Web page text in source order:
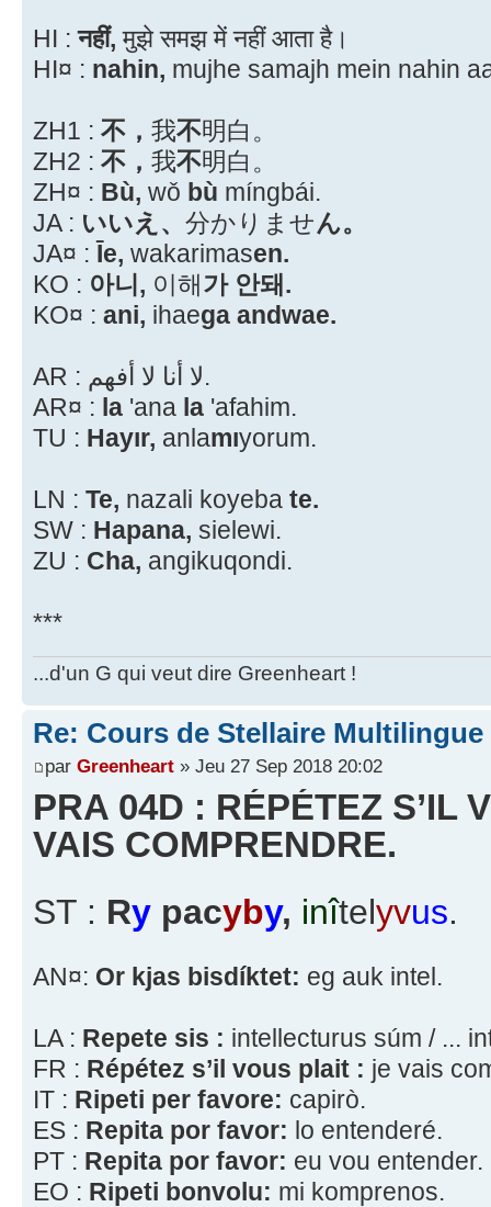
HI :नहीं, मुझे समझ में नहीं आता है।
HI¤ : nahin, mujhe samajh mein nahin
ZH1 : 不， 我不明白。
ZH2 : 不， 我不明白。
ZH¤ : Bù, wǒ bù míngbái.
JA : いいえ、 分かりません。
JA¤ : Īe, wakarimasen.
KO : 아니, 이해가 안돼.
KO¤ : ani, ihaega andwae.
AR : لا أنا لا أفهم.
AR¤ : la 'ana la 'afahim.
TU : Hayır, anlamıyorum.
LN : Te, nazali koyeba te.
SW : Hapana, sielewi.
ZU : Cha, angikuqondi.
***
...d'un G qui veut dire Greenheart !
Re: Cours de Stellaire
par Greenheart » Jeu 27 Sep 2018 20:02
PRA 04D : RÉPÉTEZ S’IL
VAIS COMPRENDRE.
ST : Ry pacyby, inîtelyvus.
AN¤: Or kjas bisdíktet: eg auk intel.
LA : Repete sis : intellecturus súm / ...
FR : Répétez s’il vous plait : je vais
IT : Ripeti per favore: capirò.
ES : Repita por favor: lo entenderé.
PT : Repita por favor: eu vou entender.
EO : Ripeti bonvolu: mi komprenos.